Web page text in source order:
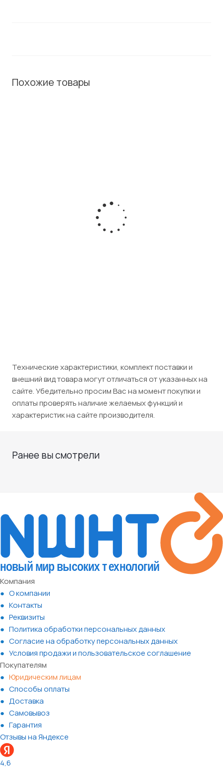
Похожие товары
Термотрансферный принтер этикеток Brady BMP21-
Есть в наличии
Технические характеристики, комплект поставки и
внешний вид товара могут отличаться от указанных на
сайте. Убедительно просим Вас на момент покупки и
оплаты проверять наличие желаемых функций и
характеристик на сайте производителя.
Ранее вы смотрели
Компания
О компании
Контакты
Реквизиты
Политика обработки персональных данных
Согласие на обработку персональных данных
Условия продажи и пользовательское соглашение
Покупателям
Юридическим лицам
Способы оплаты
Доставка
Самовывоз
Гарантия
Отзывы на Яндексе
4,6